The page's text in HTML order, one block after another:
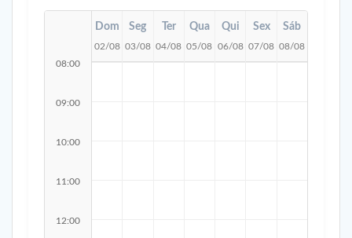
08:00
09:00
10:00
11:00
12:00
Dom
02/08
Seg
03/08
Ter
04/08
Qua
05/08
Qui
06/08
Sex
07/08
Sáb
08/08